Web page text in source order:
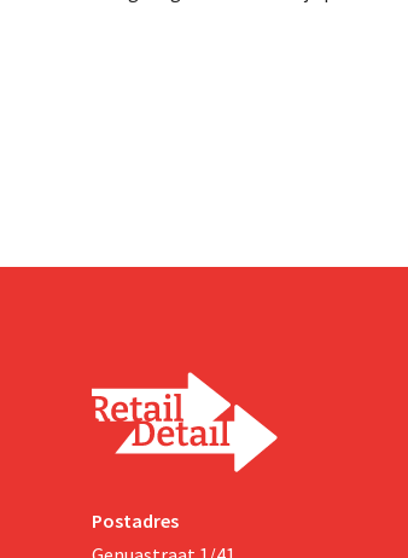
Postadres